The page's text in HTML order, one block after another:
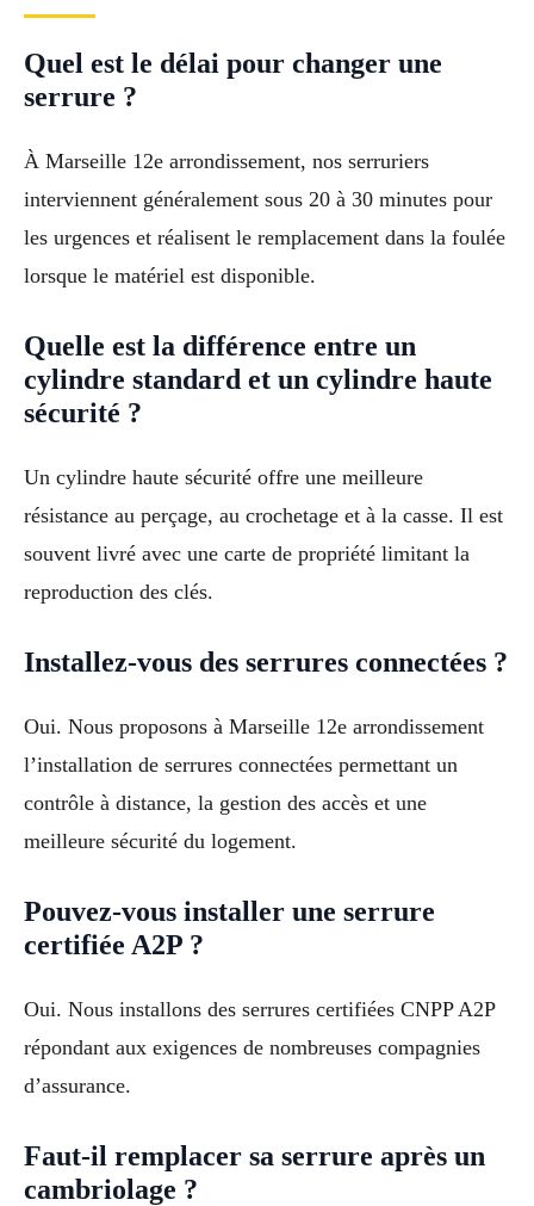
Quel est le délai pour changer une
serrure ?
À Marseille 12e arrondissement, nos serruriers
interviennent généralement sous 20 à 30 minutes pour
les urgences et réalisent le remplacement dans la foulée
lorsque le matériel est disponible.
Quelle est la différence entre un
cylindre standard et un cylindre haute
sécurité ?
Un cylindre haute sécurité offre une meilleure
résistance au perçage, au crochetage et à la casse. Il est
souvent livré avec une carte de propriété limitant la
reproduction des clés.
Installez-vous des serrures connectées ?
Oui. Nous proposons à Marseille 12e arrondissement
l’installation de serrures connectées permettant un
contrôle à distance, la gestion des accès et une
meilleure sécurité du logement.
Pouvez-vous installer une serrure
certifiée A2P ?
Oui. Nous installons des serrures certifiées CNPP A2P
répondant aux exigences de nombreuses compagnies
d’assurance.
Faut-il remplacer sa serrure après un
cambriolage ?